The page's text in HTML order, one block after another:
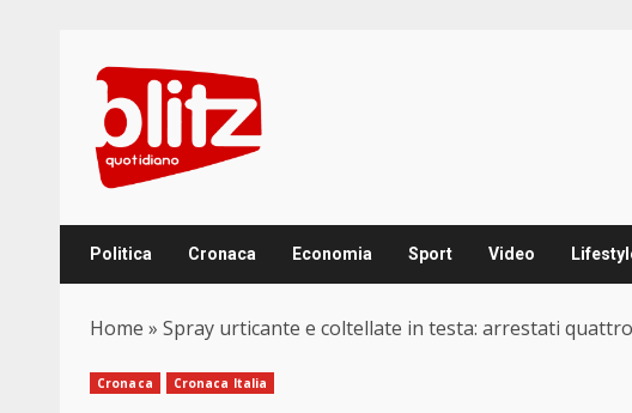
content
Politica Cronaca Economia Sport Video
Home » Spray urticante e coltellate in testa: arrestati
Cronaca Cronaca Italia